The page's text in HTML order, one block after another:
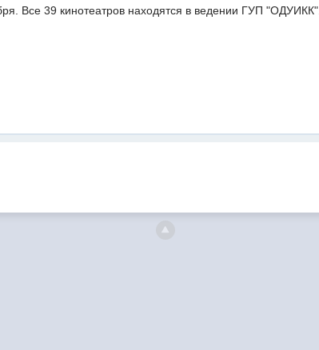
Все 39 кинотеатров находятся в ведении ГУП "ОДУИКК".